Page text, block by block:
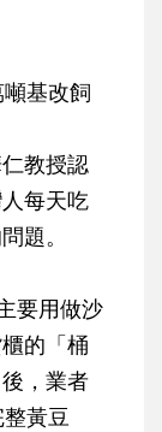
基改飼
教授認
每天吃
題。
要用做沙
的「桶
，業者
黃豆